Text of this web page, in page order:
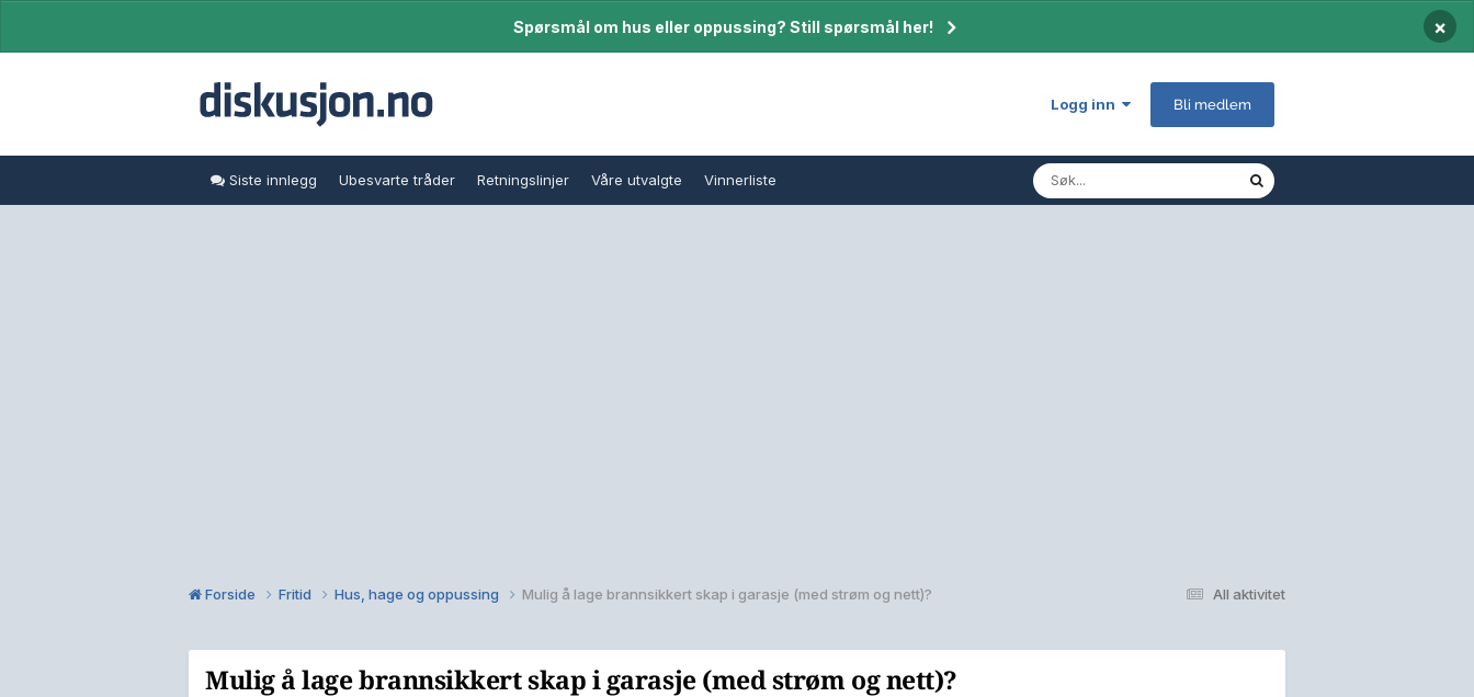
Spørsmål om hus eller oppussing? Still spørsmål her! ×
Logg inn Bli medlem
Siste innlegg Ubesvarte tråder Retningslinjer Våre utvalgte Vinnerliste
All aktivitet
Forside Fritid Hus, hage og oppussing Mulig å lage brannsikkert skap i garasje (med strøm og nett)?
Mulig å lage brannsikkert skap i garasje (med strøm og nett)?